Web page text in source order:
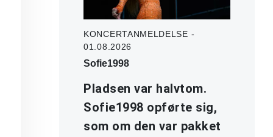
KONCERTANMELDELSE -
01.08.2026
Sofie1998
Pladsen var halvtom.
Sofie1998 opførte sig,
som om den var pakket